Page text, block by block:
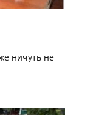
ничуть не